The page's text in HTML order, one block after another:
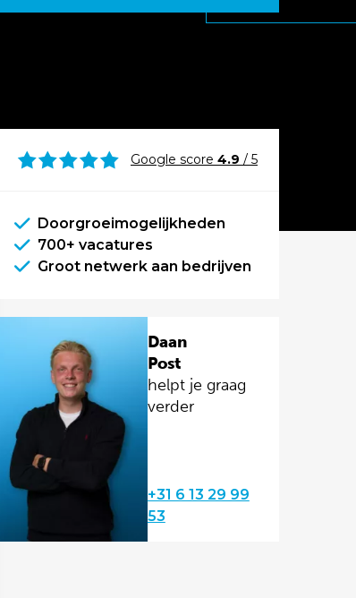
Google score 4.9 / 5
Doorgroeimogelijkheden
700+ vacatures
Groot netwerk aan bedrijven
Daan
Post
helpt je graag
verder
+31 6 13 29 99
53